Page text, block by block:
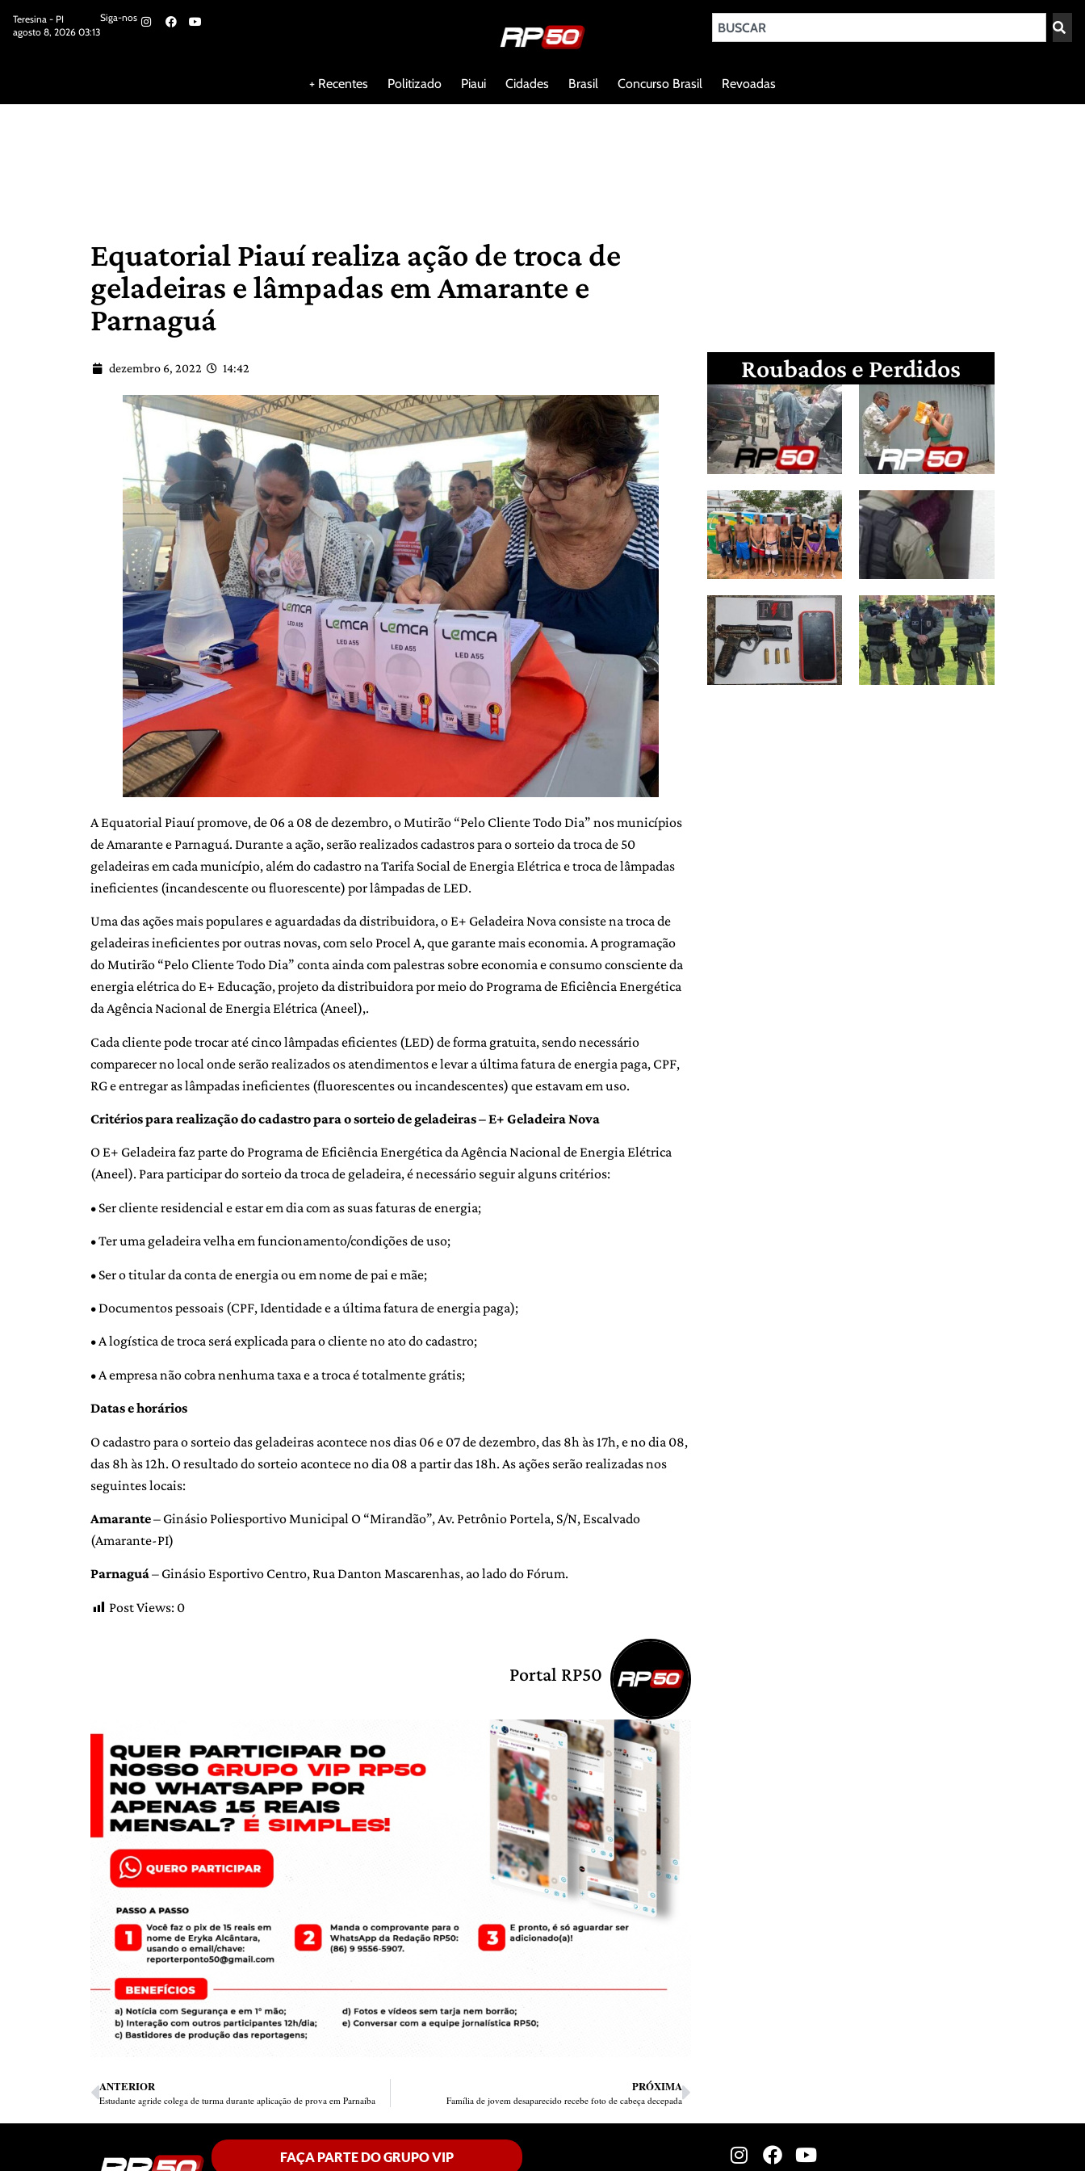
Teresina - PI
agosto 8, 2026 03:13
Siga-nos
+ Recentes Politizado Piaui Cidades Brasil Concurso Brasil Revoadas
Equatorial Piauí realiza ação de troca de
geladeiras e lâmpadas em Amarante e
Parnaguá
dezembro 6, 2022 14:42
A Equatorial Piauí promove, de 06 a 08 de dezembro, o Mutirão “Pelo Cliente Todo Dia” nos municípios
de Amarante e Parnaguá. Durante a ação, serão realizados cadastros para o sorteio da troca de 50
geladeiras em cada município, além do cadastro na Tarifa Social de Energia Elétrica e troca de lâmpadas
ineficientes (incandescente ou fluorescente) por lâmpadas de LED.
Uma das ações mais populares e aguardadas da distribuidora, o E+ Geladeira Nova consiste na troca de
geladeiras ineficientes por outras novas, com selo Procel A, que garante mais economia. A programação
do Mutirão “Pelo Cliente Todo Dia” conta ainda com palestras sobre economia e consumo consciente da
energia elétrica do E+ Educação, projeto da distribuidora por meio do Programa de Eficiência Energética
da Agência Nacional de Energia Elétrica (Aneel),.
Cada cliente pode trocar até cinco lâmpadas eficientes (LED) de forma gratuita, sendo necessário
comparecer no local onde serão realizados os atendimentos e levar a última fatura de energia paga, CPF,
RG e entregar as lâmpadas ineficientes (fluorescentes ou incandescentes) que estavam em uso.
Critérios para realização do cadastro para o sorteio de geladeiras – E+ Geladeira Nova
O E+ Geladeira faz parte do Programa de Eficiência Energética da Agência Nacional de Energia Elétrica
(Aneel). Para participar do sorteio da troca de geladeira, é necessário seguir alguns critérios:
• Ser cliente residencial e estar em dia com as suas faturas de energia;
• Ter uma geladeira velha em funcionamento/condições de uso;
• Ser o titular da conta de energia ou em nome de pai e mãe;
• Documentos pessoais (CPF, Identidade e a última fatura de energia paga);
• A logística de troca será explicada para o cliente no ato do cadastro;
• A empresa não cobra nenhuma taxa e a troca é totalmente grátis;
Datas e horários
O cadastro para o sorteio das geladeiras acontece nos dias 06 e 07 de dezembro, das 8h às 17h, e no dia 08,
das 8h às 12h. O resultado do sorteio acontece no dia 08 a partir das 18h. As ações serão realizadas nos
seguintes locais:
Amarante– Ginásio Poliesportivo Municipal O “Mirandão”, Av. Petrônio Portela, S/N, Escalvado
(Amarante-PI)
Parnaguá– Ginásio Esportivo Centro, Rua Danton Mascarenhas, ao lado do Fórum.
Post Views: 0
Portal RP50
ANTERIOR
Estudante agride colega de turma durante aplicação de prova em Parnaíba
PRÓXIMA
Família de jovem desaparecido recebe foto de cabeça decepada
Roubados e Perdidos
FAÇA PARTE DO GRUPO VIP